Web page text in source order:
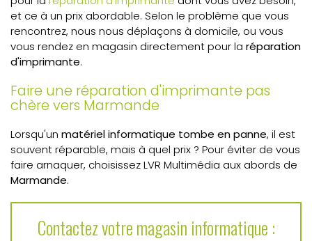
et ce à un prix abordable. Selon le problème que vous
rencontrez, nous nous déplaçons à domicile, ou vous
vous rendez en magasin directement pour la réparation
d'imprimante.
Faire une réparation d'imprimante pas
chère vers Marmande
Lorsqu'un matériel informatique tombe en panne, il est
souvent réparable, mais à quel prix ? Pour éviter de vous
faire arnaquer, choisissez LVR Multimédia aux abords de
Marmande.
Contactez votre magasin informatique :